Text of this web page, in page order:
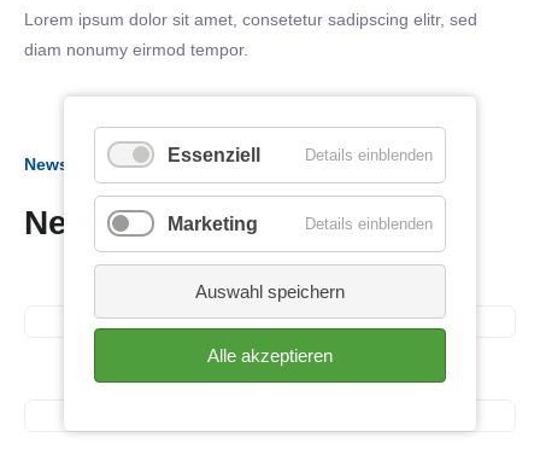
Lorem ipsum dolor sit amet, consetetur sadipscing elitr, sed
diam nonumy eirmod tempor.
News
News Variante 3
Gespräch mit Herrn Dr.
Sebastian Schäfer MdB
23. November 2023
Business Frühstück bei
FiftyFit
Essenziell Details einblenden
Marketing Details einblenden
Auswahl speichern
Alle akzeptieren